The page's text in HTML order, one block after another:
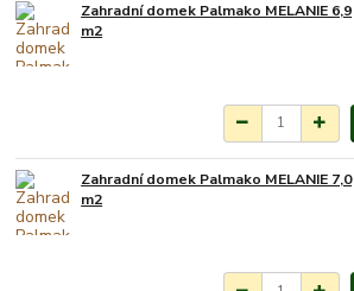
Zahradní domek Palmako MELANIE 6,9
m2
Zahradní domek Palmako MELANIE 7,0
m2